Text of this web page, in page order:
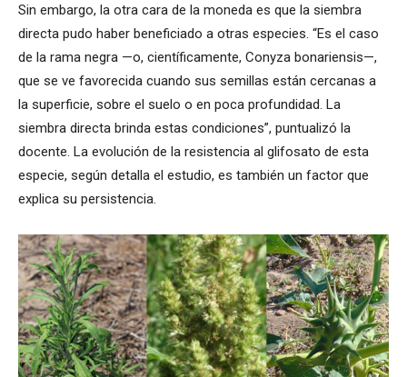
Sin embargo, la otra cara de la moneda es que la siembra
directa pudo haber beneficiado a otras especies. “Es el caso
de la rama negra —o, científicamente, Conyza bonariensis—,
que se ve favorecida cuando sus semillas están cercanas a
la superficie, sobre el suelo o en poca profundidad. La
siembra directa brinda estas condiciones”, puntualizó la
docente. La evolución de la resistencia al glifosato de esta
especie, según detalla el estudio, es también un factor que
explica su persistencia.